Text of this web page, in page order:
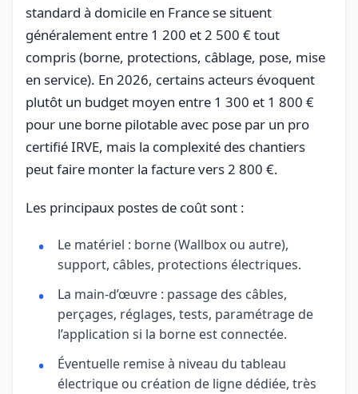
standard à domicile en France se situent
généralement entre 1 200 et 2 500 € tout
compris (borne, protections, câblage, pose, mise
en service). En 2026, certains acteurs évoquent
plutôt un budget moyen entre 1 300 et 1 800 €
pour une borne pilotable avec pose par un pro
certifié IRVE, mais la complexité des chantiers
peut faire monter la facture vers 2 800 €.
Les principaux postes de coût sont :
Le matériel : borne (Wallbox ou autre),
support, câbles, protections électriques.
La main-d’œuvre : passage des câbles,
perçages, réglages, tests, paramétrage de
l’application si la borne est connectée.
Éventuelle remise à niveau du tableau
électrique ou création de ligne dédiée, très